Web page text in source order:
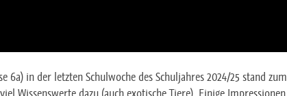
in der letzten Schulwoche des Schuljahres 2024/25 stand zum